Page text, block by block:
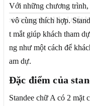
Với những chương trình,
standee chữ A hai mặt
vô cùng thích hợp.
t mắt giúp khách tham
ng như một cách để
am dự.
Đặc điểm của
Standee chữ A có 2 mặt